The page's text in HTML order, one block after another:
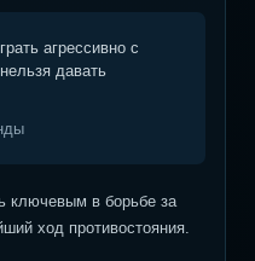
агрессивно с
давать
ключевым в борьбе за
ход противостояния.